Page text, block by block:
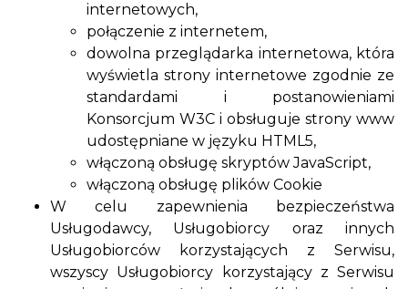
internetowych,
połączenie z internetem,
dowolna przeglądarka internetowa, która
wyświetla strony internetowe zgodnie ze
standardami i postanowieniami
Konsorcjum W3C i obsługuje strony www
udostępniane w języku HTML5,
włączoną obsługę skryptów JavaScript,
włączoną obsługę plików Cookie
W celu zapewnienia bezpieczeństwa
Usługodawcy, Usługobiorcy oraz innych
Usługobiorców korzystających z Serwisu,
wszyscy Usługobiorcy korzystający z Serwisu